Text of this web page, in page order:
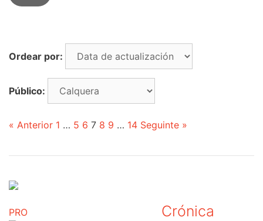
Ordear por:
Público:
« Anterior 1 … 5 6 7 8 9 … 14 Seguinte »
PRO
Crónica